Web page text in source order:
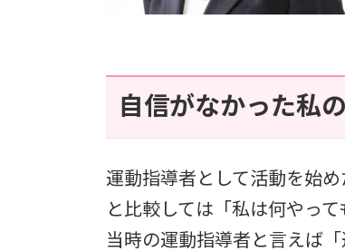
自信がなかった私
運動指導者として活動を始
と比較しては「私は何やっ
当時の運動指導者と言えば